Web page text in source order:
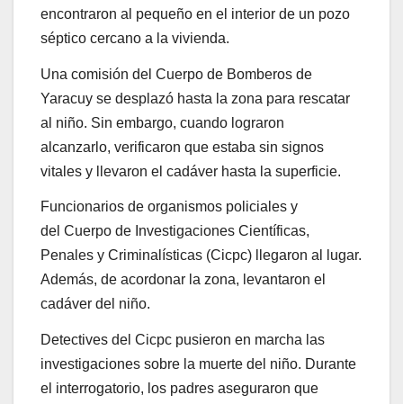
encontraron al pequeño en el interior de un pozo
séptico cercano a la vivienda.
Una comisión del Cuerpo de Bomberos de
Yaracuy se desplazó hasta la zona para rescatar
al niño. Sin embargo, cuando lograron
alcanzarlo, verificaron que estaba sin signos
vitales y llevaron el cadáver hasta la superficie.
Funcionarios de organismos policiales y
del Cuerpo de Investigaciones Científicas,
Penales y Criminalísticas (Cicpc) llegaron al lugar.
Además, de acordonar la zona, levantaron el
cadáver del niño.
Detectives del Cicpc pusieron en marcha las
investigaciones sobre la muerte del niño. Durante
el interrogatorio, los padres aseguraron que